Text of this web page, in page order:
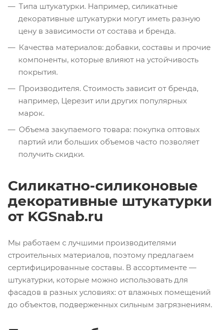
Типа штукатурки. Например, силикатные
декоративные штукатурки могут иметь разную
цену в зависимости от состава и бренда.
Качества материалов: добавки, составы и прочие
компоненты, которые влияют на устойчивость
покрытия.
Производителя. Стоимость зависит от бренда,
например, Церезит или других популярных
марок.
Объема закупаемого товара: покупка оптовых
партий или больших объемов часто позволяет
получить скидки.
Силикатно-силиконовые
декоративные штукатурки
от KGSnab.ru
Мы работаем с лучшими производителями
строительных материалов, поэтому предлагаем
сертифицированные составы. В ассортименте —
штукатурки, которые можно использовать для
фасадов в разных условиях: от влажных помещений
до объектов, подверженных сильным загрязнениям.